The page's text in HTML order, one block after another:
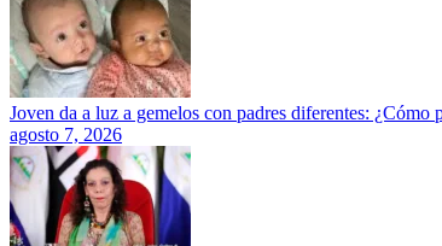
Joven da a luz a gemelos con padres diferentes: ¿Cómo
agosto 7, 2026